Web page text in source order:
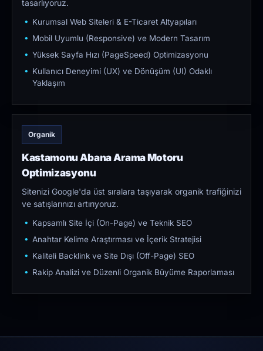
tasarlıyoruz.
Kurumsal Web Siteleri & E-Ticaret Altyapıları
Mobil Uyumlu (Responsive) ve Modern Tasarım
Yüksek Sayfa Hızı (PageSpeed) Optimizasyonu
Kullanıcı Deneyimi (UX) ve Dönüşüm (UI) Odaklı
Yaklaşım
Organik
Kastamonu Abana Arama Motoru
Optimizasyonu
Sitenizi Google'da üst sıralara taşıyarak organik trafiğinizi
ve satışlarınızı artırıyoruz.
Kapsamlı Site İçi (On-Page) ve Teknik SEO
Anahtar Kelime Araştırması ve İçerik Stratejisi
Kaliteli Backlink ve Site Dışı (Off-Page) SEO
Rakip Analizi ve Düzenli Organik Büyüme Raporlaması